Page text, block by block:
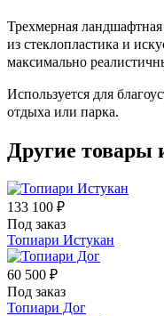
Трехмерная
из стеклопластика и
максимально
Используется для
отдыха или парка.
Другие товары
133 100 ₽
Под заказ
Топиари Истукан
60 500 ₽
Под заказ
Топиари Дог